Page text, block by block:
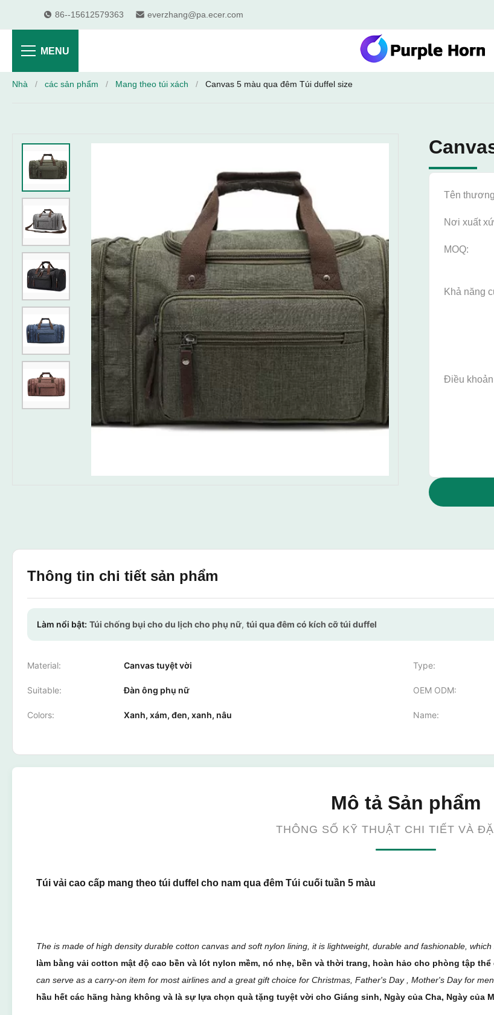
86--15612579363 everzhang@pa.ecer.com
MENU
Nhà / các sản phẩm / Mang theo túi xách / Canvas 5 màu qua đêm Túi duffel size
Tên
Nơi xuất
MOQ:
Khả năng
Điều
Thông tin chi tiết sản phẩm
Làm nổi bật: Túi chống bụi cho du lịch cho phụ nữ, túi qua đêm có kích cỡ túi duffel
Material: Canvas tuyệt vời Type:
Suitable: Đàn ông phụ nữ OEM ODM:
Colors: Xanh, xám, đen, xanh, nâu Name:
Mô tả Sản phẩm
THÔNG SỐ KỸ THUẬT CHI TIẾT VÀ
Túi vải cao cấp mang theo túi duffel cho nam qua đêm Túi cuối tuần 5 màu
The is made of high density durable cotton canvas and soft nylon lining, it is lightweight, durable and fashionable,
làm bằng vải cotton mật độ cao bền và lót nylon mềm, nó nhẹ, bền và thời trang, hoàn hảo cho phòng tập
can serve as a carry-on item for most airlines and a great gift choice for Christmas, Father's Day , Mother's Day for men
hầu hết các hãng hàng không và là sự lựa chọn quà tặng tuyệt vời cho Giáng sinh, Ngày của Cha, Ngày của